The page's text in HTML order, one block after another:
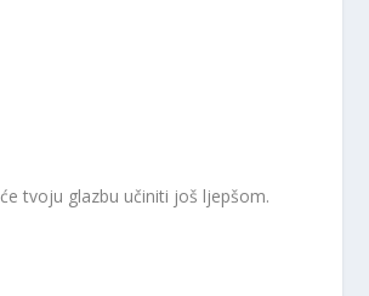
tvoju glazbu učiniti još ljepšom.